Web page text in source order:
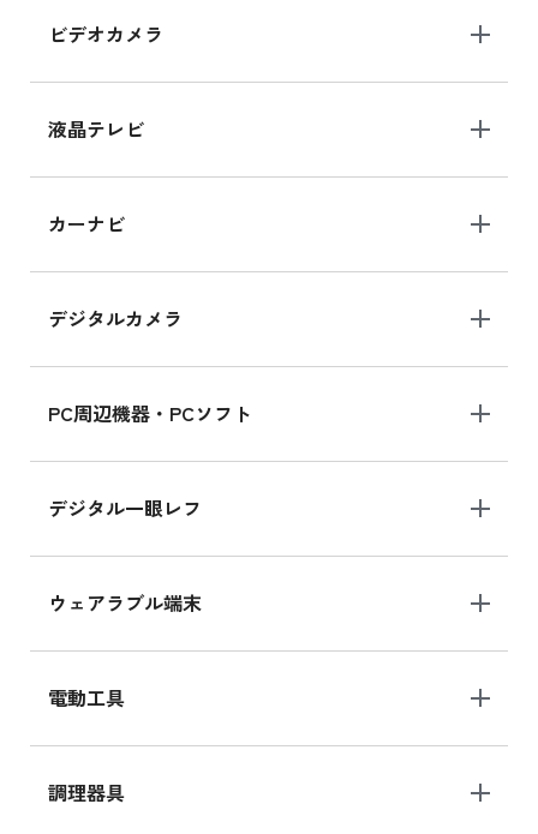
ビデオカメラ
液晶テレビ
カーナビ
デジタルカメラ
PC周辺機器・PCソフト
デジタル一眼レフ
ウェアラブル端末
電動工具
調理器具
iPhone 15 128GB シリーズ
iPhone 15 128GB の新品買取価格
MK2K3J/Aの新品買取価格はこちら